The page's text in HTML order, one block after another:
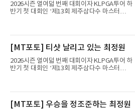
2026시즌 열여덟 번째 대회이자 KLPGA투어 하
반기 첫 대회인 ‘제13회 제주삼다수 마스터
트(파72/6,767야드)에서 열리고 있다.6일 현재
1라운드 경기가 펼쳐지고 있다.최정원이 16번
홀에서 경기하고 있다.
[MT포토] 티샷 날리고 있는 최정원
2026시즌 열여덟 번째 대회이자 KLPGA투어 하
반기 첫 대회인 ‘제13회 제주삼다수 마스터
트(파72/6,767야드)에서 열리고 있다.6일 현재
1라운드 경기가 펼쳐지고 있다.최정원이 16번
홀에서 경기하고 있다.
[MT포토] 우승을 정조준하는 최정원